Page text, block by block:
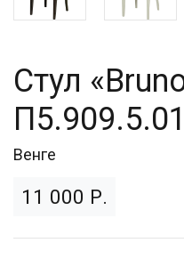
Стул
Венге
11 000 Р.